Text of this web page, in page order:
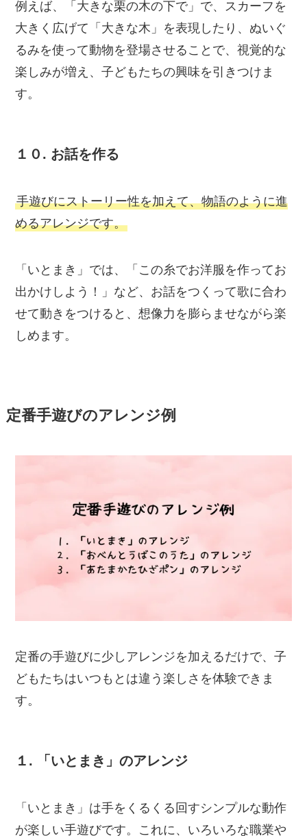
例えば、「大きな栗の木の下で」で、スカーフを
大きく広げて「大きな木」を表現したり、ぬいぐ
るみを使って動物を登場させることで、視覚的な
楽しみが増え、子どもたちの興味を引きつけま
す。
１０. お話を作る
手遊びにストーリー性を加えて、物語のように進
めるアレンジです。
「いとまき」では、「この糸でお洋服を作ってお
出かけしよう！」など、お話をつくって歌に合わ
せて動きをつけると、想像力を膨らませながら楽
しめます。
定番手遊びのアレンジ例
定番の手遊びに少しアレンジを加えるだけで、子
どもたちはいつもとは違う楽しさを体験できま
す。
１. 「いとまき」のアレンジ
「いとまき」は手をくるくる回すシンプルな動作
が楽しい手遊びです。これに、いろいろな職業や